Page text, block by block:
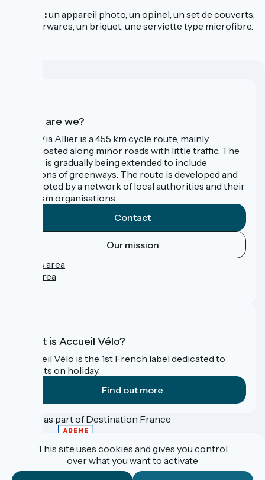
:un appareil photo, un opinel, un set de couverts,
2 tupperwares, un briquet, une serviette type microfibre.
Who are we?
The Via Allier is a 455 km cycle route, mainly
signposted along minor roads with little traffic. The
route is gradually being extended to include
sections of greenways. The route is developed and
promoted by a network of local authorities and their
tourism organisations.
Contact
Our mission
Press area
Pro area
What is Accueil Vélo?
Accueil Vélo is the 1st French label dedicated to
cyclists on holiday.
Find out more
Funded as part of Destination France
Contact
This site uses cookies and gives you control
over what you want to activate